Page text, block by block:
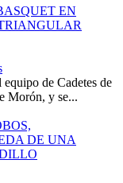
EN
de Cadetes de
Morón, y se...
DE UNA